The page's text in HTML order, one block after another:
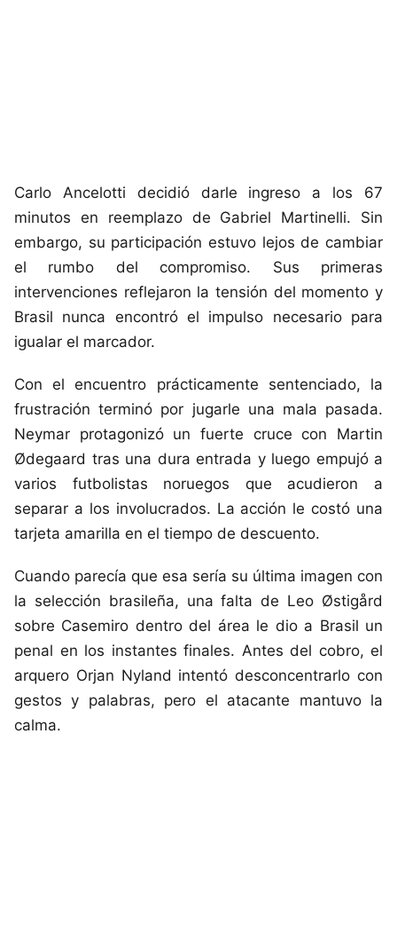
Carlo Ancelotti decidió darle ingreso a los 67
minutos en reemplazo de Gabriel Martinelli. Sin
embargo, su participación estuvo lejos de cambiar
el rumbo del compromiso. Sus primeras
intervenciones reflejaron la tensión del momento y
Brasil nunca encontró el impulso necesario para
igualar el marcador.
Con el encuentro prácticamente sentenciado, la
frustración terminó por jugarle una mala pasada.
Neymar protagonizó un fuerte cruce con Martin
Ødegaard tras una dura entrada y luego empujó a
varios futbolistas noruegos que acudieron a
separar a los involucrados. La acción le costó una
tarjeta amarilla en el tiempo de descuento.
Cuando parecía que esa sería su última imagen con
la selección brasileña, una falta de Leo Østigård
sobre Casemiro dentro del área le dio a Brasil un
penal en los instantes finales. Antes del cobro, el
arquero Orjan Nyland intentó desconcentrarlo con
gestos y palabras, pero el atacante mantuvo la
calma.